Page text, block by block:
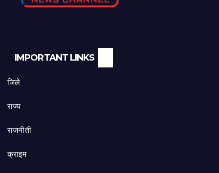
IMPORTANT LINKS
जिले
राज्य
राजनीती
क्राइम